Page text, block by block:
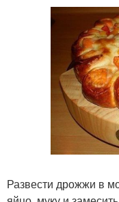
Развести дрожжи в